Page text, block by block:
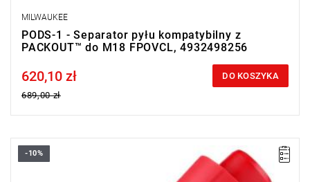
MILWAUKEE
PODS-1 - Separator pyłu kompatybilny z
PACKOUT™ do M18 FPOVCL, 4932498256
Price tax included
620,10 zł
689,00 zł
DO KOSZYKA
-10%